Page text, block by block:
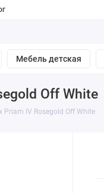
Мебель детская
Off White
IV Rosegold Off White